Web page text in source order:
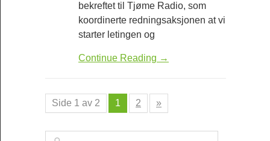
bekreftet til Tjøme Radio, som
koordinerte redningsaksjonen at vi
starter letingen og
Continue Reading →
Side 1 av 2 1 2 »